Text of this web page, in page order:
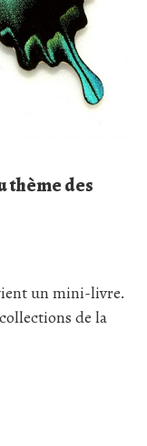
thème des
un mini-livre.
de la